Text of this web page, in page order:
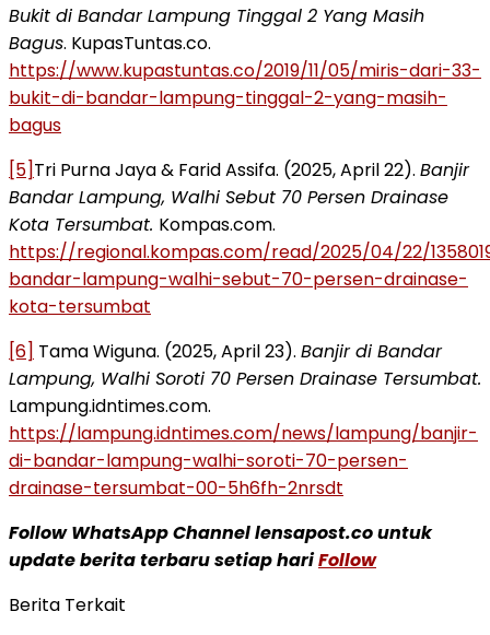
Bukit di Bandar Lampung Tinggal 2 Yang Masih
Bagus. KupasTuntas.co.
https://www.kupastuntas.co/2019/11/05/miris-dari-33-
bukit-di-bandar-lampung-tinggal-2-yang-masih-
bagus
[5]Tri Purna Jaya & Farid Assifa. (2025, April 22). Banjir
Bandar Lampung, Walhi Sebut 70 Persen Drainase
Kota Tersumbat. Kompas.com.
https://regional.kompas.com/read/2025/04/22/
bandar-lampung-walhi-sebut-70-persen-drainase-
kota-tersumbat
[6] Tama Wiguna. (2025, April 23). Banjir di Bandar
Lampung, Walhi Soroti 70 Persen Drainase Tersumbat.
Lampung.idntimes.com.
https://lampung.idntimes.com/news/lampung/banjir-
di-bandar-lampung-walhi-soroti-70-persen-
drainase-tersumbat-00-5h6fh-2nrsdt
Follow WhatsApp Channel lensapost.co untuk
update berita terbaru setiap hariFollow
Berita Terkait